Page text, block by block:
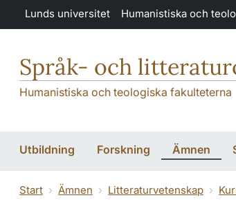
Hoppa till huvudinnehåll
Lunds universitet Humanistiska och
Språk- och
Humanistiska och teologiska fakulteterna
Utbildning Forskning Ämnen
Start Ämnen Litteraturvetenskap